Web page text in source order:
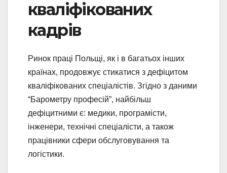
кваліфікованих
кадрів
Ринок праці Польщі, як і в багатьох інших
країнах, продовжує стикатися з дефіцитом
кваліфікованих спеціалістів. Згідно з даними
“Барометру професій”, найбільш
дефіцитними є: медики, програмісти,
інженери, технічні спеціалісти, а також
працівники сфери обслуговування та
логістики.